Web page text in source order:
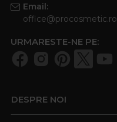
Email:
office@procosmetic.ro
URMARESTE-NE PE:
DESPRE NOI